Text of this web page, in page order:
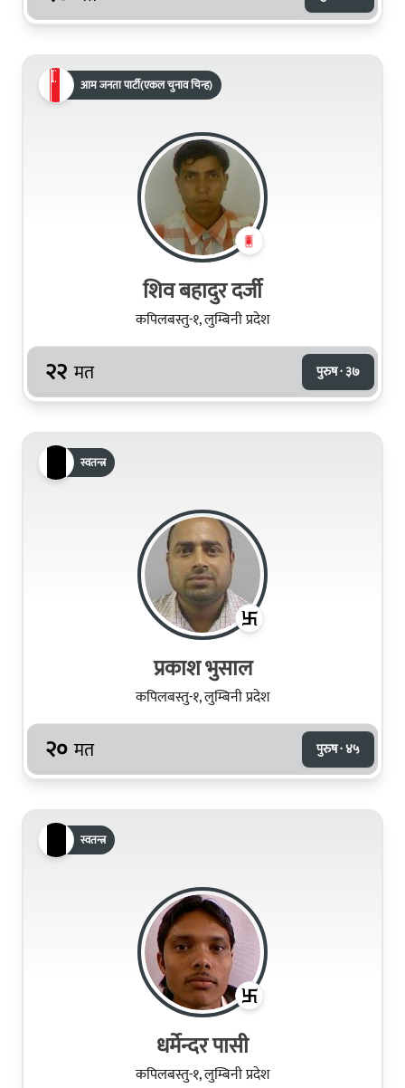
आम जनता पार्टी(एकल चुनाव चिन्ह)
शिव बहादुर दर्जी
कपिलबस्तु-१, लुम्बिनी प्रदेश
२२ मत पुरुष · ३७
स्वतन्त्र
प्रकाश भुसाल
कपिलबस्तु-१, लुम्बिनी प्रदेश
२० मत पुरुष · ४५
स्वतन्त्र
धर्मेन्दर पासी
कपिलबस्तु-१, लुम्बिनी प्रदेश